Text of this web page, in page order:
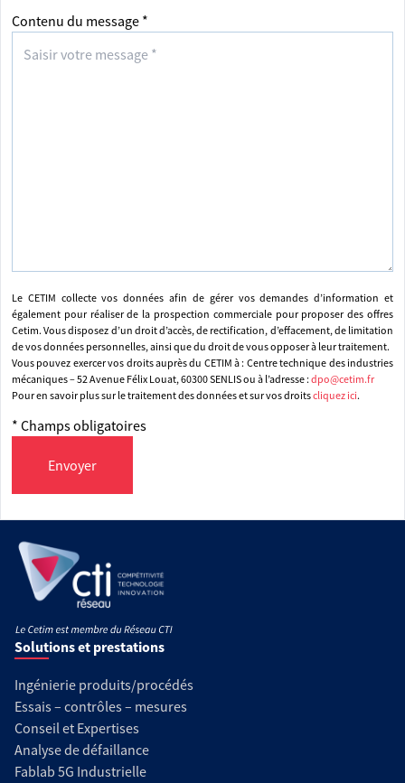
Contenu du message *
Le CETIM collecte vos données afin de gérer vos demandes d’information et
également pour réaliser de la prospection commerciale pour proposer des offres
Cetim. Vous disposez d’un droit d’accès, de rectification, d’effacement, de limitation
de vos données personnelles, ainsi que du droit de vous opposer à leur traitement.
Vous pouvez exercer vos droits auprès du CETIM à : Centre technique des industries
mécaniques – 52 Avenue Félix Louat, 60300 SENLIS ou à l’adresse : dpo@cetim.fr
Pour en savoir plus sur le traitement des données et sur vos droitscliquez ici.
* Champs obligatoires
Envoyer
Solutions et prestations
Ingénierie produits/procédés
Essais – contrôles – mesures
Conseil et Expertises
Analyse de défaillance
Fablab 5G Industrielle